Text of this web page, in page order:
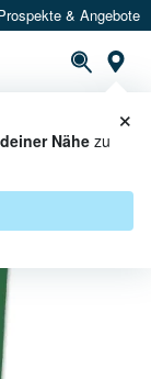
& Angebote
Nähe zu
×
-